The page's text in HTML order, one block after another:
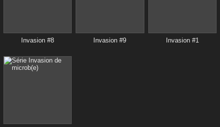
Invasion #8 Invasion #9 Invasion #1